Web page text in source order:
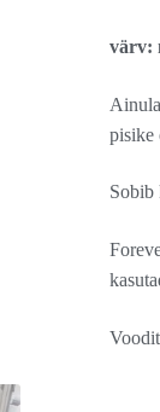
värv:
pisike
Sobib